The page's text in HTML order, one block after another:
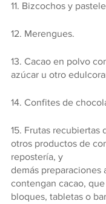
11. Bizcochos y
12. Merengues.
13. Cacao en polvo
azúcar u otro
14. Confites de
15. Frutas recubiertas
otros productos de
repostería, y
demás preparaciones
contengan cacao,
bloques, tabletas o